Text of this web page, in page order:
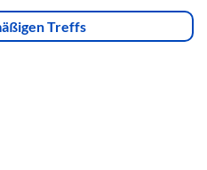
Treffs